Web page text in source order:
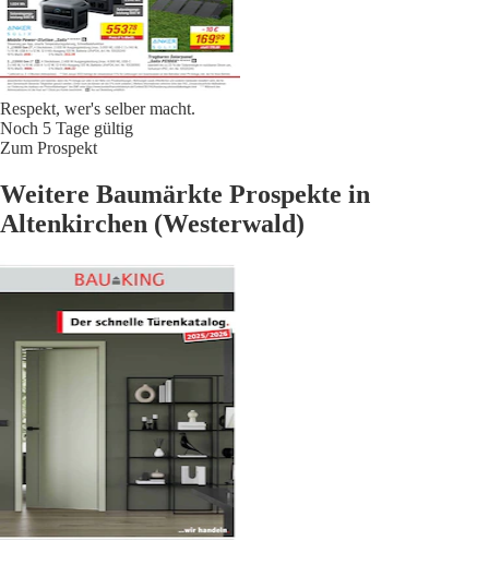
Respekt, wer's selber macht.
Noch 5 Tage gültig
Zum Prospekt
Weitere Baumärkte Prospekte in
Altenkirchen (Westerwald)